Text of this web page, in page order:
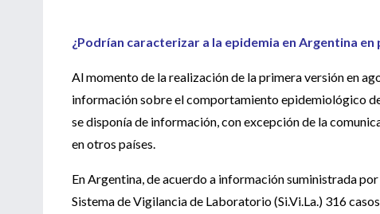
¿Podrían caracterizar a la epidemia en Argentina
Al momento de la realización de la primera versión en
información sobre el comportamiento epidemiológico
se disponía de información, con excepción de la
en otros países.
En Argentina, de acuerdo a información suministrada
Sistema de Vigilancia de Laboratorio (Si.Vi.La.) 316